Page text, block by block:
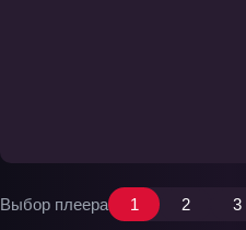
Выбор плеера 1 2 3